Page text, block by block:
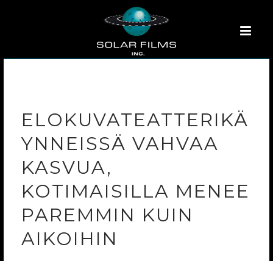
ELOKUVATEATTERIKÄ
YNNEISSÄ VAHVAA
KASVUA,
KOTIMAISILLA MENEE
PAREMMIN KUIN
AIKOIHIN